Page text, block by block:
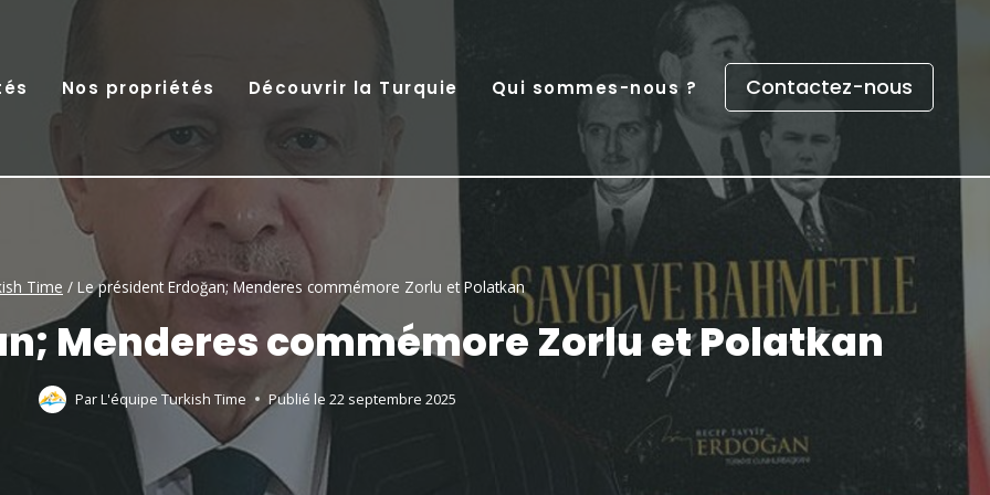
Nos propriétés Découvrir la Turquie Qui sommes-nous ? Contactez-nous
Time / Le président Erdoğan; Menderes commémore Zorlu et Polatkan
Menderes commémore Zorlu et Polatkan
ParL'équipe Turkish Time Publié le 22 septembre 2025